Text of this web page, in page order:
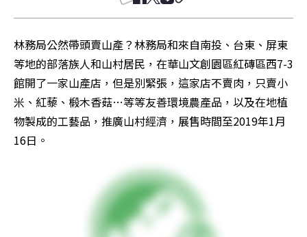
林務局公然帶頭賣山產？林務局和來自南投、台東、屏東
等地的部落族人和山村居民，在華山文創園區紅磚區西7-3
館開了一家山產店，但是別緊張，這家店不賣肉，只賣小
米、紅藜、椴木香菇…等等友善環境農產品，以及在地植
物製成的工藝品，推廣山村經濟，展售時間至2019年1月
16日。